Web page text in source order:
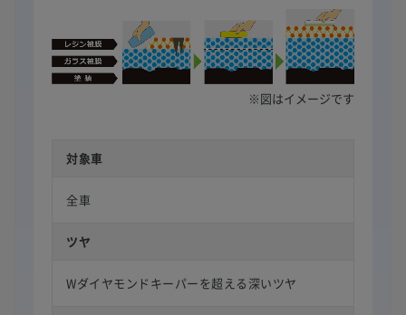
※図はイメージです
対象車
全車
ツヤ
Wダイヤモンドキーパーを超える深いツヤ